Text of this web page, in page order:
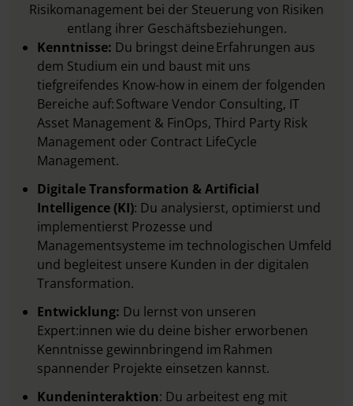
Risikomanagement bei der Steuerung von Risiken
entlang ihrer Geschäftsbeziehungen.
Kenntnisse: Du bringst deine Erfahrungen aus
dem Studium ein und baust mit uns
tiefgreifendes Know-how in einem der folgenden
Bereiche auf: Software Vendor Consulting, IT
Asset Management & FinOps, Third Party Risk
Management oder Contract LifeCycle
Management.
Digitale Transformation & Artificial
Intelligence (KI): Du analysierst, optimierst und
implementierst Prozesse und
Managementsysteme im technologischen Umfeld
und begleitest unsere Kunden in der digitalen
Transformation.
Entwicklung: Du lernst von unseren
Expert:innen wie du deine bisher erworbenen
Kenntnisse gewinnbringend im Rahmen
spannender Projekte einsetzen kannst.
Kundeninteraktion: Du arbeitest eng mit